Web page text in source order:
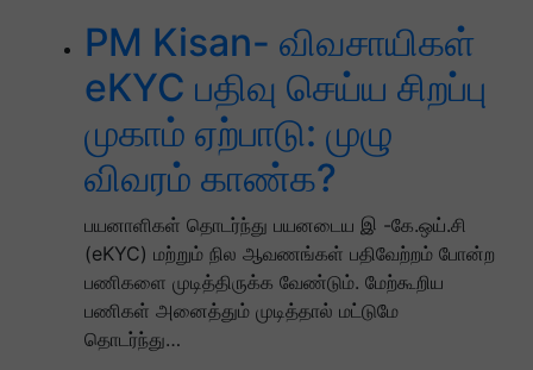
PM Kisan- விவசாயிகள்
eKYC பதிவு செய்ய சிறப்பு
முகாம் ஏற்பாடு: முழு
விவரம் காண்க?
பயனாளிகள் தொடர்ந்து பயனடைய இ -கே.ஒய்.சி
(eKYC) மற்றும் நில ஆவணங்கள் பதிவேற்றம் போன்ற
பணிகளை முடித்திருக்க வேண்டும். மேற்கூறிய
பணிகள் அனைத்தும் முடித்தால் மட்டுமே
தொடர்ந்து…